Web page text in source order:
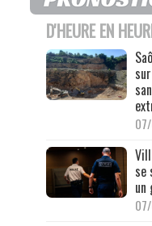
D'HEURE EN
se
un